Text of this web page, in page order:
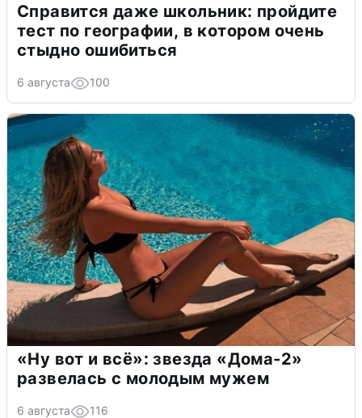
Справится даже школьник: пройдите
тест по географии, в котором очень
стыдно ошибиться
6 августа 100
«Ну вот и всё»: звезда «Дома-2»
развелась с молодым мужем
6 августа 116